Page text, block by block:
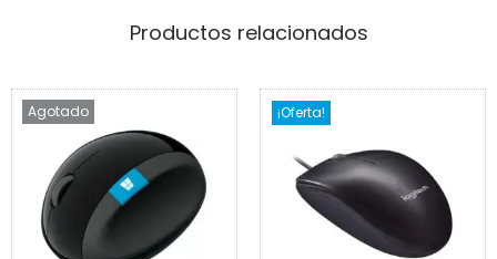
Productos relacionados
Agotado ¡Oferta!